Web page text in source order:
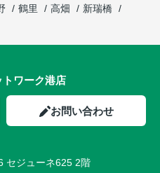
鶴里 高畑
新瑞橋
ワーク港店
お問い合わせ
セジューネ625 2階